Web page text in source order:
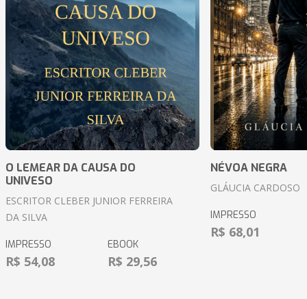
O LEMEAR DA CAUSA DO
UNIVESO
ESCRITOR CLEBER JUNIOR FERREIRA
DA SILVA
IMPRESSO
R$ 54,08
EBOOK
R$ 29,56
NÉVOA NEGRA
GLÁUCIA CARDOSO
IMPRESSO
R$ 68,01